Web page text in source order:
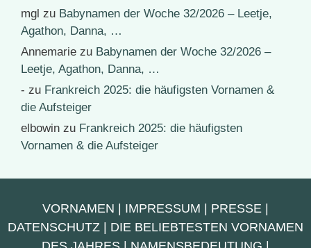
mgl zu Babynamen der Woche 32/2026 – Leetje,
Agathon, Danna, …
Annemarie zu Babynamen der Woche 32/2026 –
Leetje, Agathon, Danna, …
- zu Frankreich 2025: die häufigsten Vornamen &
die Aufsteiger
elbowin zu Frankreich 2025: die häufigsten
Vornamen & die Aufsteiger
VORNAMEN | IMPRESSUM | PRESSE |
DATENSCHUTZ | DIE BELIEBTESTEN VORNAMEN